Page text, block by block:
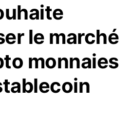
le marché
monnaies